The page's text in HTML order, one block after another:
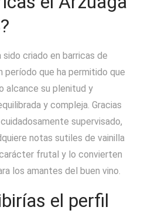
sido criado en barricas de
período que ha permitido que
alcance su plenitud y
y compleja. Gracias
supervisado,
notas sutiles de vainilla
frutal y lo convierten
los amantes del buen vino.
el perfil